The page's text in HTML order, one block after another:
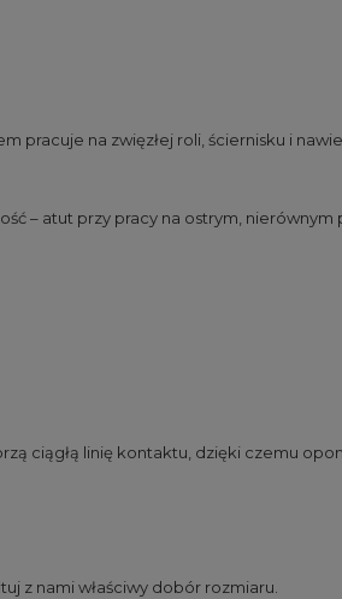
na zwięzłej roli, ściernisku i
– atut przy pracy na ostrym, nierównym
ciągłą linię kontaktu, dzięki czemu
z nami właściwy dobór rozmiaru.